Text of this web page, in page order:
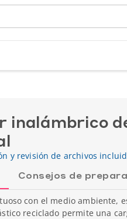
inalámbrico
y revisión de archivos
Consejos de
con el medio ambiente,
reciclado permite una